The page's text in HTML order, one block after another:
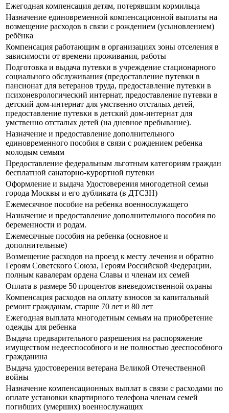
Ежегодная компенсация детям, потерявшим кормильца
Назначение единовременной компенсационной выплаты на
возмещение расходов в связи с рождением (усыновлением)
ребёнка
Компенсация работающим в организациях зоны отселения в
зависимости от времени проживания, работы
Подготовка и выдача путевки в учреждение стационарного
социального обслуживания (предоставление путевки в
пансионат для ветеранов труда, предоставление путевки в
психоневрологический интернат, предоставление путевки в
детский дом-интернат для умственно отсталых детей,
предоставление путевки в детский дом-интернат для
умственно отсталых детей (на дневное пребывание).
Назначение и предоставление дополнительного
единовременного пособия в связи с рождением ребенка
молодым семьям
Предоставление федеральным льготным категориям граждан
бесплатной санаторно-курортной путевки
Оформление и выдача Удостоверения многодетной семьи
города Москвы и его дубликата (в ДТСЗН)
Ежемесячное пособие на ребенка военнослужащего
Назначение и предоставление дополнительного пособия по
беременности и родам.
Ежемесячные пособия на ребенка (основное и
дополнительные)
Возмещение расходов на проезд к месту лечения и обратно
Героям Советского Союза, Героям Российской Федерации,
полным кавалерам ордена Славы и членам их семей
Оплата в размере 50 процентов вневедомственной охраны
Компенсация расходов на оплату взносов за капитальный
ремонт гражданам, старше 70 лет и 80 лет
Ежегодная выплата многодетным семьям на приобретение
одежды для ребенка
Выдача предварительного разрешения на распоряжение
имуществом недееспособного и не полностью дееспособного
гражданина
Выдача удостоверения ветерана Великой Отечественной
войны
Назначение компенсационных выплат в связи с расходами по
оплате установки квартирного телефона членам семей
погибших (умерших) военнослужащих